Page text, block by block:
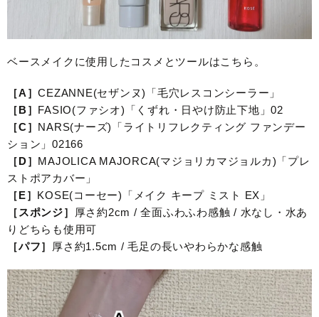
ベースメイクに使用したコスメとツールはこちら。
［A］CEZANNE(セザンヌ)「毛穴レスコンシーラー」
［B］ FASIO(ファシオ)「くずれ・日やけ防止下地」02
［C］ NARS(ナーズ)「ライトリフレクティング ファンデー
ション」02166
［D］ MAJOLICA MAJORCA(マジョリカマジョルカ)「プレ
ストポアカバー」
［E］ KOSE(コーセー)「メイク キープ ミスト EX」
［スポンジ］
厚さ約2cm / 全面ふわふわ感触 / 水なし・水あ
りどちらも使用可
［パフ］
厚さ約1.5cm / 毛足の長いやわらかな感触